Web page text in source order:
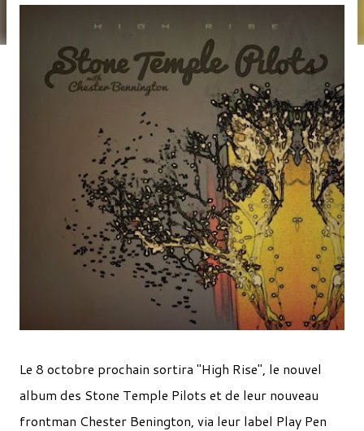
Le 8 octobre prochain sortira "High Rise", le nouvel
album des Stone Temple Pilots et de leur nouveau
frontman Chester Benington, via leur label Play Pen